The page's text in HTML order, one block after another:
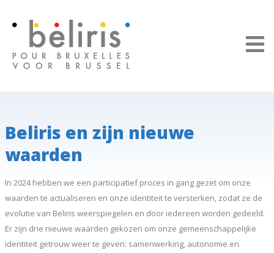
Beliris en zijn nieuwe
waarden
In 2024 hebben we een participatief proces in gang gezet om onze
waarden te actualiseren en onze identiteit te versterken, zodat ze de
evolutie van Beliris weerspiegelen en door iedereen worden gedeeld.
Er zijn drie nieuwe waarden gekozen om onze gemeenschappelijke
identiteit getrouw weer te geven: samenwerking, autonomie en